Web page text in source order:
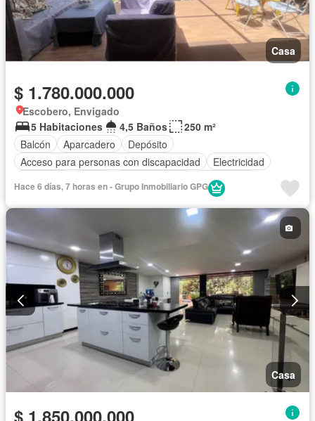
Casa
$ 1.780.000.000
Escobero, Envigado
5 Habitaciones
4,5 Baños
250 m²
Balcón
Aparcadero
Depósito
Acceso para personas con discapacidad
Electricidad
Gas natural
Agua
Hace 6 días, 7 horas en - Grupo Inmobiliario GPG
Casa
$ 1.850.000.000